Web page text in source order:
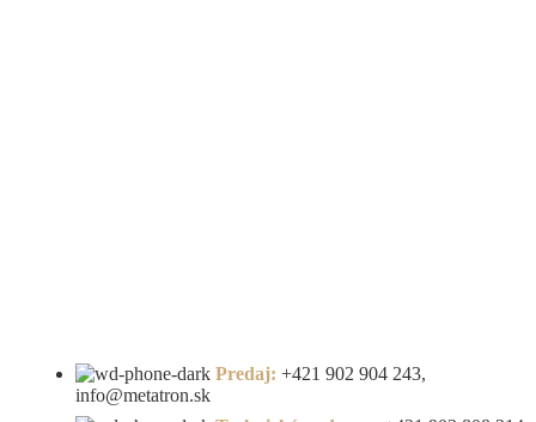
Predaj: +421 902 904 243,
info@metatron.sk